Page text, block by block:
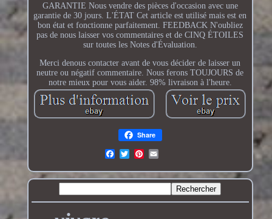
GARANTIE Nous vendre des pièces d'occasion avec une
garantie de 30 jours. L'ÉTAT Cet article est utilisé mais est en
bon état et fonctionne parfaitement. FEEDBACK N'oubliez
pas de nous laisser vos commentaires et de CINQ ÉTOILES
sur toutes les Notes d'Évaluation.
Merci denous contacter avant de vous décider de laisser un
neutre ou négatif commentaire. Nous ferons TOUJOURS de
notre mieux pour vous aider. 98% livraison à l'heure.
Share